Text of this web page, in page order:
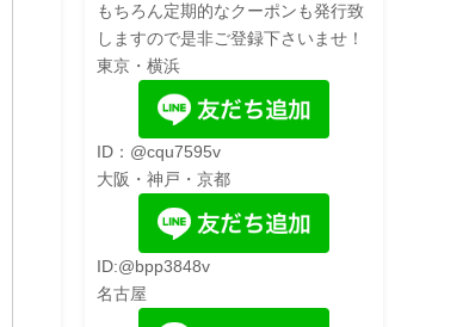
もちろん定期的なクーポンも発行致
しますので是非ご登録下さいませ！
東京・横浜
ID：@cqu7595v
大阪・神戸・京都
ID:@bpp3848v
名古屋